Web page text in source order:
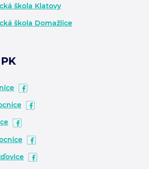
škola Klatovy
škola Domažlice